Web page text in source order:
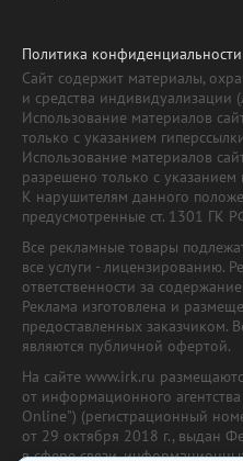
Политика конфиденциальности
Сайт содержит материалы,
и средства индивидуализации
Использование материалов
только с указанием
Использование материалов
разрешено только с указанием
К нарушителям данного
предусмотренные ст. 1301 ГК
Все рекламные товары
все услуги - лицензированию.
ответственности за
Реклама изготовлена и
предоставленных заказчиком.
являются публичной офертой.
На сайте www.irk.ru
от информационного
Online") (регистрационный
от 29 октября 2018 г., выдан
в сфере связи,